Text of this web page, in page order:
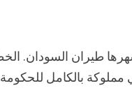
طيران السودان.
بالكامل